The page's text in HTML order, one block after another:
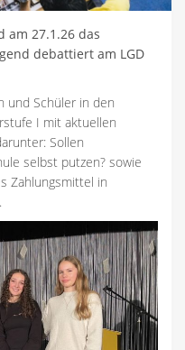
am 27.1.26 das
debattiert am LGD
und Schüler in den
I mit aktuellen
Sollen
selbst putzen? sowie
Zahlungsmittel in